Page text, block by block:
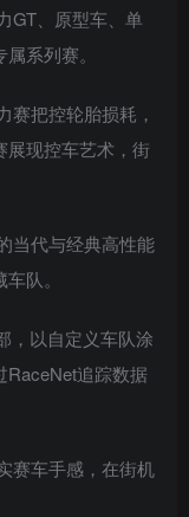
GT、原型车、单
系列赛。
赛把控轮胎损耗，
展现控车艺术，街
当代与经典高性能
队。
，以自定义车队涂
RaceNet追踪数据
赛车手感，在街机